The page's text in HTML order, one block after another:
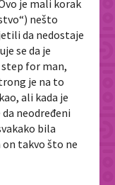
je mali korak
nešto
da nedostaje
se da je
for man,
je na to
ali kada je
neodređeni
bila
on takvo što ne